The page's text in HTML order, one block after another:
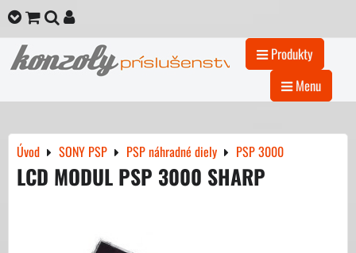
Produkty
Menu
Úvod SONY PSP PSP náhradné diely PSP 3000
LCD MODUL PSP 3000 SHARP